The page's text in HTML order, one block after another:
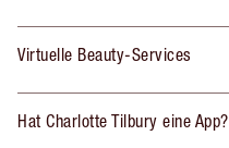
Virtuelle Beauty-Services
Hat Charlotte Tilbury eine App?